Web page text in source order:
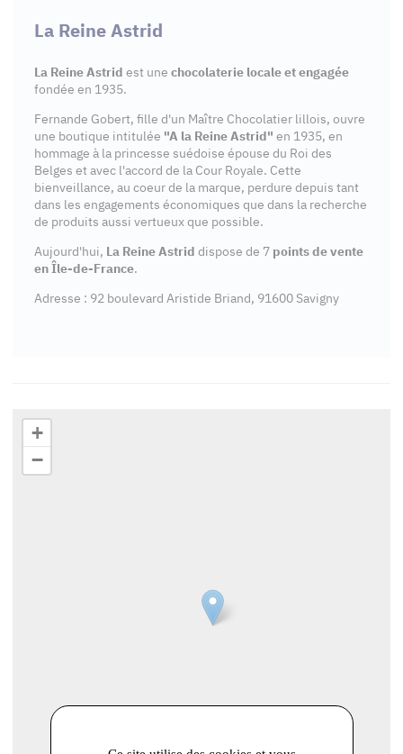
La Reine Astrid
La Reine Astrid est une chocolaterie locale et engagée
fondée en 1935.
Fernande Gobert, fille d'un Maître Chocolatier lillois, ouvre
une boutique intitulée "A la Reine Astrid" en 1935, en
hommage à la princesse suédoise épouse du Roi des
Belges et avec l'accord de la Cour Royale. Cette
bienveillance, au coeur de la marque, perdure depuis tant
dans les engagements économiques que dans la recherche
de produits aussi vertueux que possible.
Aujourd'hui, La Reine Astrid dispose de 7 points de vente
en Île-de-France.
Adresse : 92 boulevard Aristide Briand, 91600 Savigny
+
−